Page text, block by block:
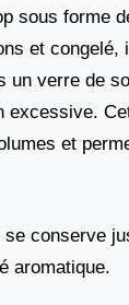
sous forme
et congelé,
un verre de
excessive.
et
conserve
aromatique.